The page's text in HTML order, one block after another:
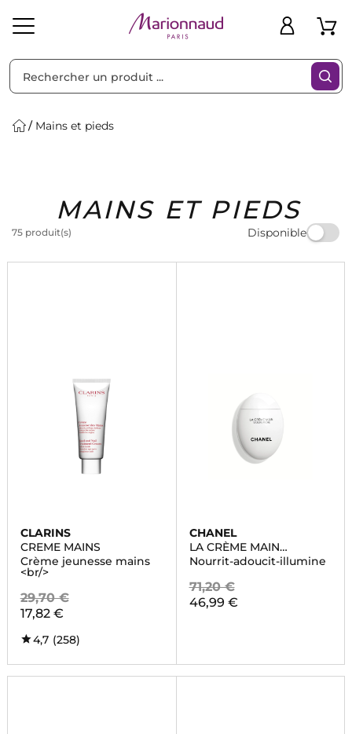
Solaire Homme Marques Idées
Cadeaux
Bons
Plans
Mains et pieds
MAINS ET PIEDS
75 produit(s) Disponible
Filtres
CLARINS
CREME MAINS
Crème jeunesse mains
<br/>
29,70 €
17,82 €
4,7 (258)
CHANEL
LA CRÈME MAIN
TEXTURE RICHE
Nourrit-adoucit-illumine
71,20 €
46,99 €